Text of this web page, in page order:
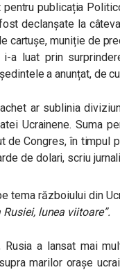
publicația
declanșate la
cartușe, muniție de
i-a luat prin
a anunțat, de
ar sublinia
Ucrainene. Suma
de Congres, în
de dolari, scriu
tema războiului din
lunea viitoare”.
Rusia a lansat mai
marilor orașe